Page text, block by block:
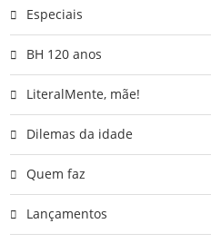
Especiais
BH 120 anos
LiteralMente, mãe!
Dilemas da idade
Quem faz
Lançamentos